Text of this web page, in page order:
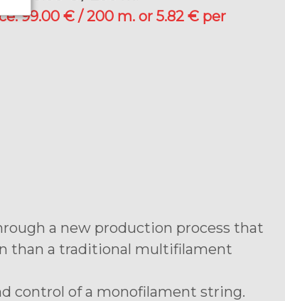
99.00 € / 200 m. or 5.82 € per
a new production process that
than a traditional multifilament
control of a monofilament string.